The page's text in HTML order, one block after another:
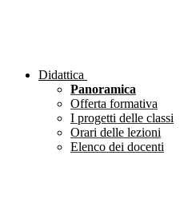
Didattica
Panoramica
Offerta formativa
I progetti delle classi
Orari delle lezioni
Elenco dei docenti